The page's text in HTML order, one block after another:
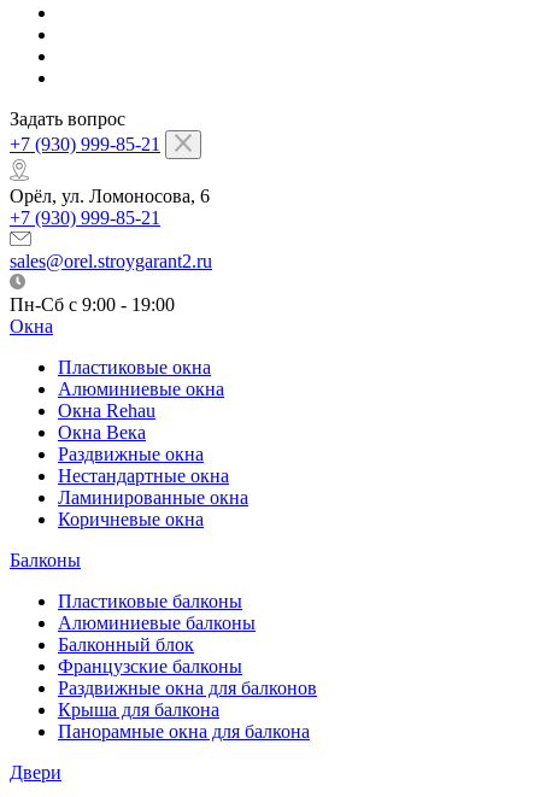
Задать вопрос
+7 (930) 999-85-21
Орёл, ул. Ломоносова, 6
+7 (930) 999-85-21
sales@orel.stroygarant2.ru
Пн-Сб с 9:00 - 19:00
Окна
Пластиковые окна
Алюминиевые окна
Окна Rehau
Окна Века
Раздвижные окна
Нестандартные окна
Ламинированные окна
Коричневые окна
Балконы
Пластиковые балконы
Алюминиевые балконы
Балконный блок
Французские балконы
Раздвижные окна для балконов
Крыша для балкона
Панорамные окна для балкона
Двери